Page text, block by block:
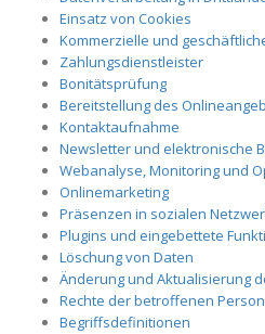
Einsatz von Cookies
Kommerzielle und
Zahlungsdienstleister
Bonitätsprüfung
Bereitstellung des
Kontaktaufnahme
Newsletter und elektronische
Webanalyse, Monitoring und
Onlinemarketing
Präsenzen in sozialen
Plugins und eingebettete
Löschung von Daten
Änderung und Aktualisierung
Rechte der betroffenen
Begriffsdefinitionen